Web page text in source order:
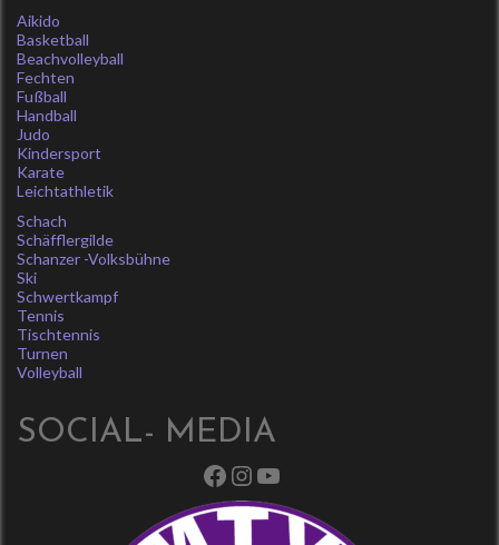
Aikido
Basketball
Beachvolleyball
Fechten
Fußball
Handball
Judo
Kindersport
Karate
Leichtathletik
Schach
Schäfflergilde
Schanzer -Volksbühne
Ski
Schwertkampf
Tennis
Tischtennis
Turnen
Volleyball
SOCIAL- MEDIA
Facebook Instagram YouTube